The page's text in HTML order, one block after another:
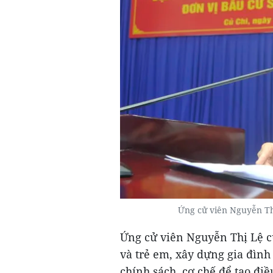
Ứng cử viên Nguyễn
Ứng cử viên Nguyễn Thị Lệ
và trẻ em, xây dựng gia